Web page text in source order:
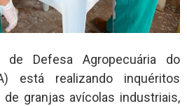
de Defesa Agropecuária do
está realizando inquéritos
granjas avícolas industriais,